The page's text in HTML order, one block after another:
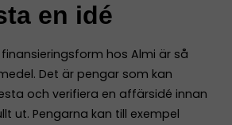
en idé
hos Almi är så
Det är pengar som kan
och verifiera en affärsidé innan
ut. Pengarna kan till exempel